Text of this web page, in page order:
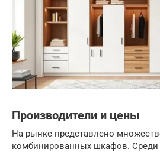
Производители и цены
На рынке представлено
комбинированных шкафов. Среди